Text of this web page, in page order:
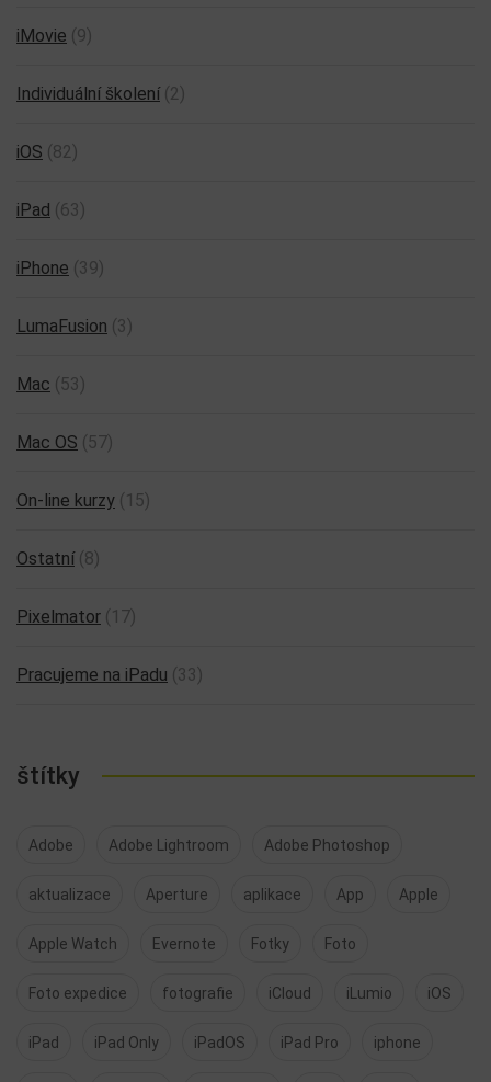
iMovie (9)
Individuální školení (2)
iOS (82)
iPad (63)
iPhone (39)
LumaFusion (3)
Mac (53)
Mac OS (57)
On-line kurzy (15)
Ostatní (8)
Pixelmator (17)
Pracujeme na iPadu (33)
štítky
Adobe Adobe Lightroom Adobe Photoshop
aktualizace Aperture aplikace App Apple
Apple Watch Evernote Fotky Foto
Foto expedice fotografie iCloud iLumio iOS
iPad iPad Only iPadOS iPad Pro iphone